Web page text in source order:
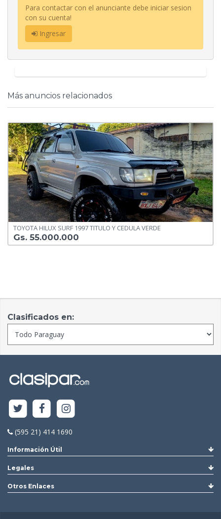
Para contactar con el anunciante debe iniciar sesion
con su cuenta!
Ingresar
Más anuncios relacionados
TOYOTA HILUX SURF 1997 TITULO Y CEDULA VERDE
Gs. 55.000.000
Clasificados en:
(595 21) 414 1690
Información Útil
Legales
Otros Enlaces